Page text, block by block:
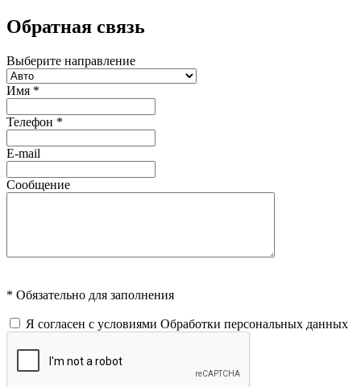
Обратная связь
Выберите направление
Имя *
Телефон *
E-mail
Сообщение
* Обязательно для заполнения
Я согласен с условиями Обработки персональных данных